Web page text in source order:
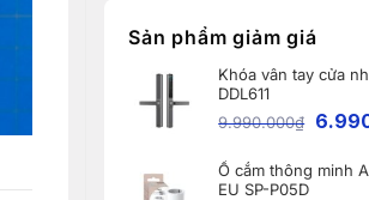
thông
OMNI
và
W2S
OMNI
cho
khách
Bắc
Ninh
Hưng
Smart
lắp
đặt
khóa
minh
Aqara
A100
Sản phẩm giảm giá
Khóa vân tay cửa
DDL611
9.990.000₫
Ổ cắm thông minh
EU SP-P05D